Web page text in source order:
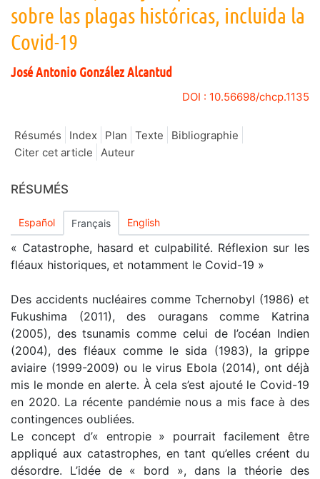
sobre las plagas históricas, incluida la
Covid-19
José Antonio GonzálezAlcantud
DOI : 10.56698/chcp.1135
Résumés Index Plan Texte
Bibliographie
Citer cet article
Auteur
RÉSUMÉS
Español Français English
« Catastrophe, hasard et culpabilité. Réflexion sur les
fléaux historiques, et notamment le Covid-19 »
Des accidents nucléaires comme Tchernobyl (1986) et
Fukushima (2011), des ouragans comme Katrina
(2005), des tsunamis comme celui de l’océan Indien
(2004), des fléaux comme le sida (1983), la grippe
aviaire (1999-2009) ou le virus Ebola (2014), ont déjà
mis le monde en alerte. À cela s’est ajouté le Covid-19
en 2020. La récente pandémie nous a mis face à des
contingences oubliées.
Le concept d’« entropie » pourrait facilement être
appliqué aux catastrophes, en tant qu’elles créent du
désordre. L’idée de « bord », dans la théorie des